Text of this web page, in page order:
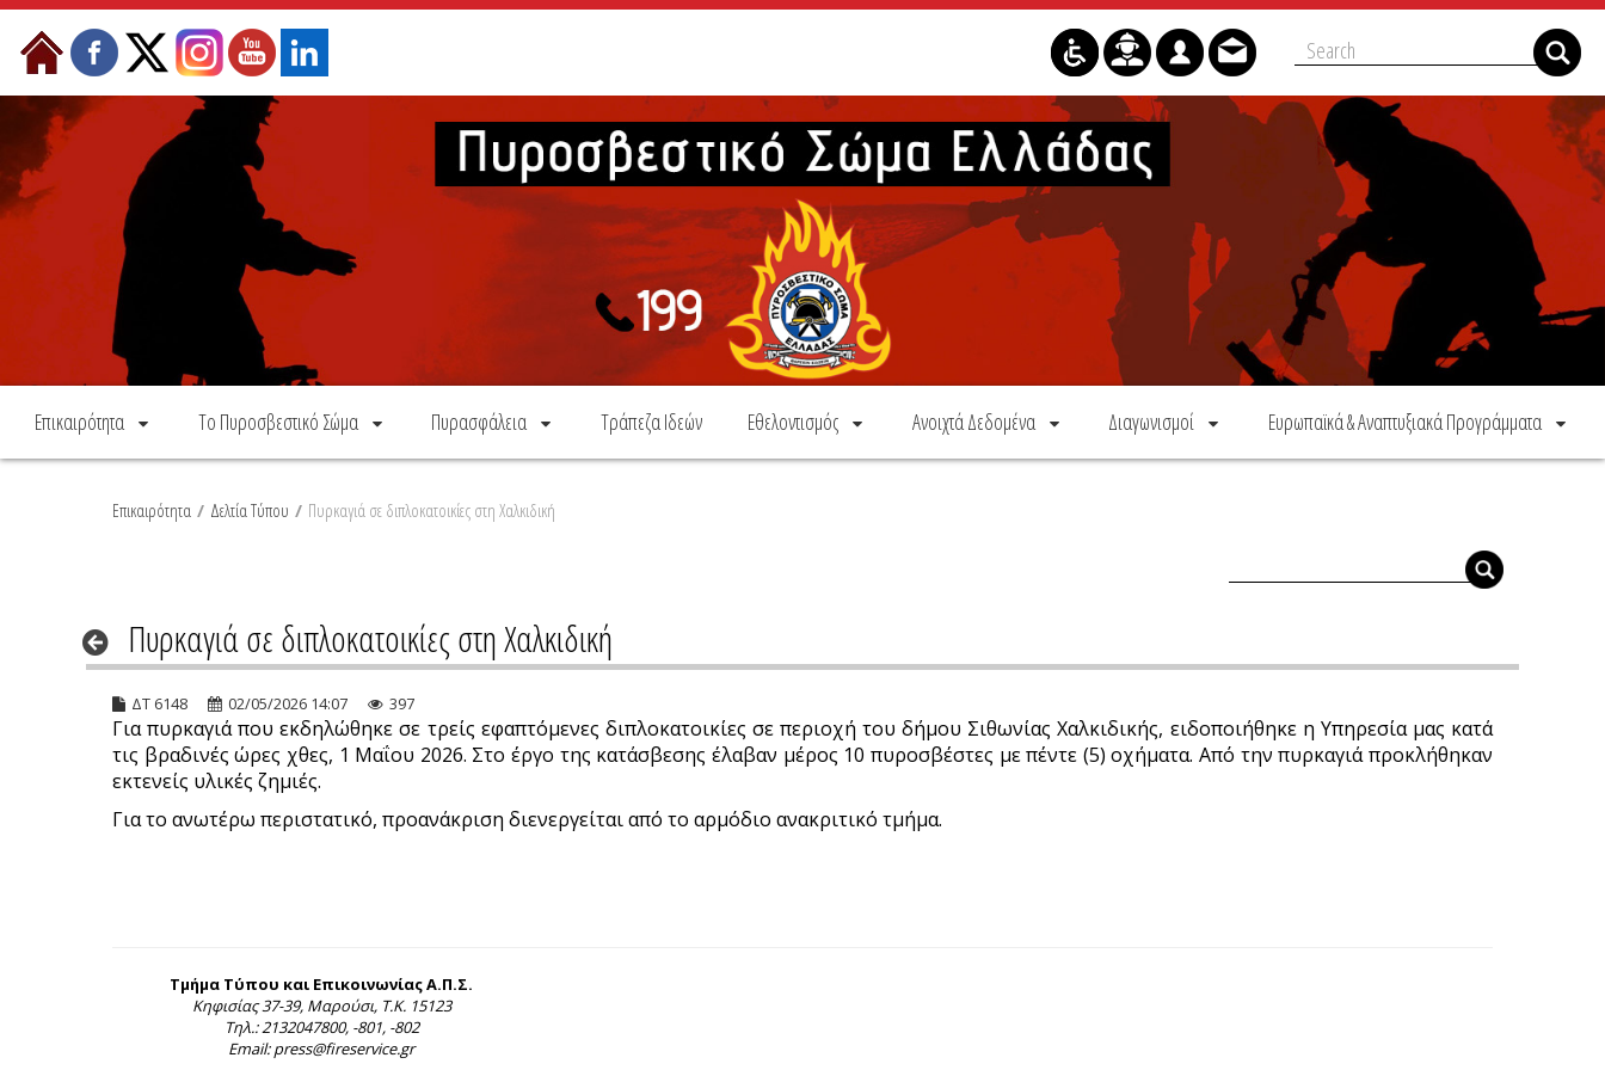
Skip to Content
Επικαιρότητα Το Πυροσβεστικό Σώμα Πυρασφάλεια Τράπεζα Ιδεών Εθελοντισμός Ανοιχτά Δεδομένα Διαγωνισμοί Ευρωπαϊκά & Αναπτυξιακά Προγράμματα
Επικαιρότητα / Δελτία Τύπου / Πυρκαγιά σε διπλοκατοικίες στη Χαλκιδική
Πυρκαγιά σε διπλοκατοικίες στη Χαλκιδική
ΔΤ 6148 02/05/2026 14:07 397
Για πυρκαγιά που εκδηλώθηκε σε τρείς εφαπτόμενες διπλοκατοικίες σε περιοχή του δήμου Σιθωνίας Χαλκιδικής, ειδοποιήθηκε η Υπηρεσία μας κατά
τις βραδινές ώρες χθες, 1 Μαΐου 2026. Στο έργο της κατάσβεσης έλαβαν μέρος 10 πυροσβέστες με πέντε (5) οχήματα. Από την πυρκαγιά προκλήθηκαν
εκτενείς υλικές ζημιές.
Για το ανωτέρω περιστατικό, προανάκριση διενεργείται από το αρμόδιο ανακριτικό τμήμα.
Τμήμα Τύπου και Επικοινωνίας Α.Π.Σ.
Κηφισίας 37-39, Μαρούσι, Τ.Κ. 15123
Τηλ.: 2132047800, -801, -802
Email: press@fireservice.gr